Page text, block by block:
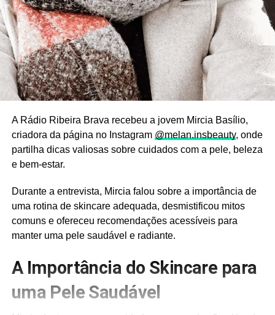
A Rádio Ribeira Brava recebeu a jovem Mircia Basílio,
criadora da página no Instagram @melan.insbeauty, onde
partilha dicas valiosas sobre cuidados com a pele, beleza
e bem-estar.
Durante a entrevista, Mircia falou sobre a importância de
uma rotina de skincare adequada, desmistificou mitos
comuns e ofereceu recomendações acessíveis para
manter uma pele saudável e radiante.
A Importância do Skincare para
uma Pele Saudável